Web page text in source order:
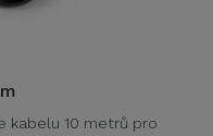
kabelu 10 metrů pro